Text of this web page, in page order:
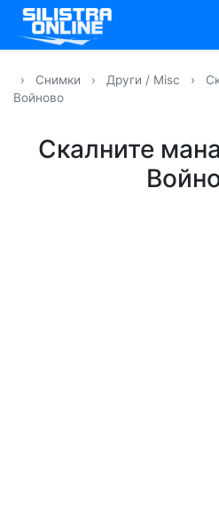
› Снимки › Други / Misc ›
Войново
Скалните